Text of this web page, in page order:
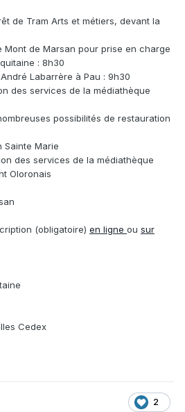
de Tram Arts et métiers, devant la
Mont de Marsan pour prise en charge
: 8h30
Labarrère à Pau : 9h30
des services de la médiathèque
possibilités de restauration
Sainte Marie
des services de la médiathèque
Oloronais
(obligatoire) en ligne ou sur
Cedex
2